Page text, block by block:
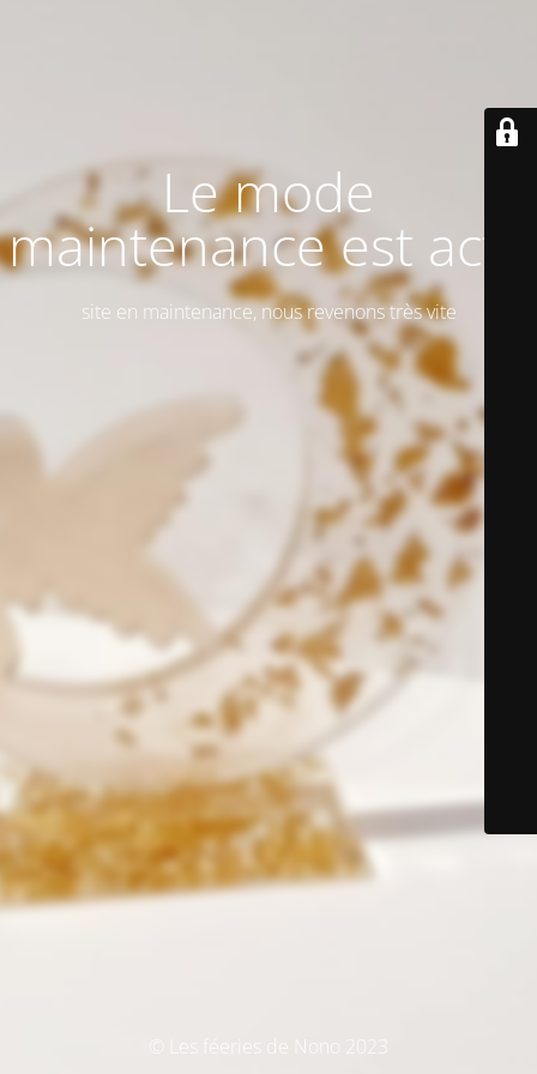
Le mode
maintenance est actif
site en maintenance, nous revenons très vite
© Les féeries de Nono 2023